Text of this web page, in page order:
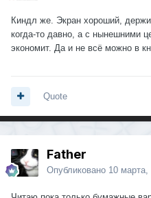
Киндл же. Экран хороший,
когда-то давно, а с нынешними
экономит. Да и не всё можно в
Quote
Father
Опубликовано 10 марта,